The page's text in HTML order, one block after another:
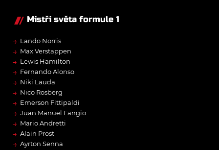
Mistři světa formule 1
→ Lando Norris
→ Max Verstappen
→ Lewis Hamilton
→ Fernando Alonso
→ Niki Lauda
→ Nico Rosberg
→ Emerson Fittipaldi
→ Juan Manuel Fangio
→ Mario Andretti
→ Alain Prost
→ Ayrton Senna